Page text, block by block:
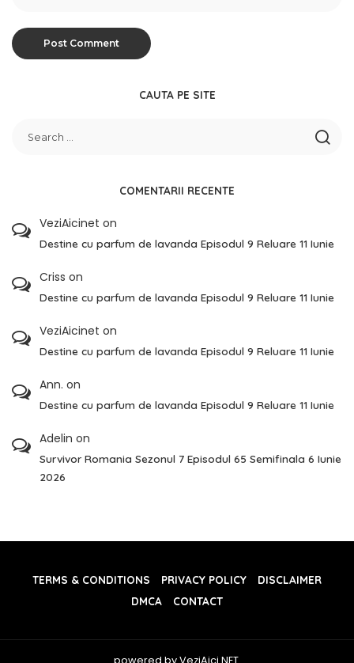
CAUTA PE SITE
COMENTARII RECENTE
VeziAicinet on
Destine cu parfum de lavanda Episodul 9 Reluare 11 Iunie
Criss on
Destine cu parfum de lavanda Episodul 9 Reluare 11 Iunie
VeziAicinet on
Destine cu parfum de lavanda Episodul 9 Reluare 11 Iunie
Ann. on
Destine cu parfum de lavanda Episodul 9 Reluare 11 Iunie
Adelin on
Survivor Romania Sezonul 7 Episodul 65 Semifinala 6 Iunie
2026
TERMS & CONDITIONS PRIVACY POLICY
DISCLAIMER
DMCA
CONTACT
powered by VeziAici.NET.